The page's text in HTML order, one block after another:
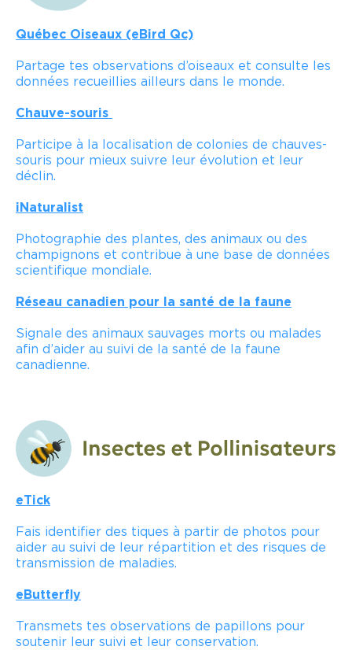
Québec Oiseaux (eBird Qc)
Partage tes observations d’oiseaux et consulte les
données recueillies ailleurs dans le monde.
Chauve-souris
Participe à la localisation de colonies de chauves-
souris pour mieux suivre leur évolution et leur
déclin.
iNaturalist
Photographie des plantes, des animaux ou des
champignons et contribue à une base de données
scientifique mondiale.
Réseau canadien pour la santé de la faune
Signale des animaux sauvages morts ou malades
afin d’aider au suivi de la santé de la faune
canadienne.
eTick
Fais identifier des tiques à partir de photos pour
aider au suivi de leur répartition et des risques de
transmission de maladies.
eButterfly
Transmets tes observations de papillons pour
soutenir leur suivi et leur conservation.